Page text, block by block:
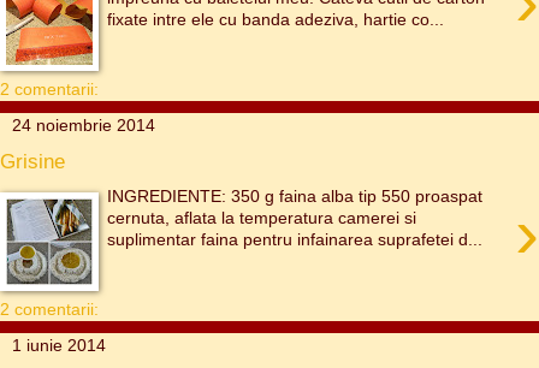
fixate intre ele cu banda adeziva, hartie co...
2 comentarii:
24 noiembrie 2014
Grisine
›
INGREDIENTE: 350 g faina alba tip 550 proaspat
cernuta, aflata la temperatura camerei si
suplimentar faina pentru infainarea suprafetei d...
2 comentarii:
1 iunie 2014